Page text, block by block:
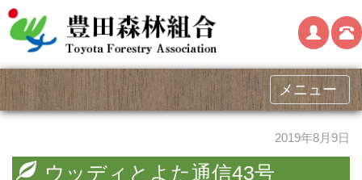
メニュー
2019年8月9日
ウッディとよた通信43号